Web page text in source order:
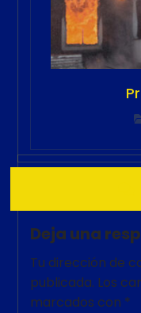
Deja una
Tu dirección de
publicada. Los
marcados con *